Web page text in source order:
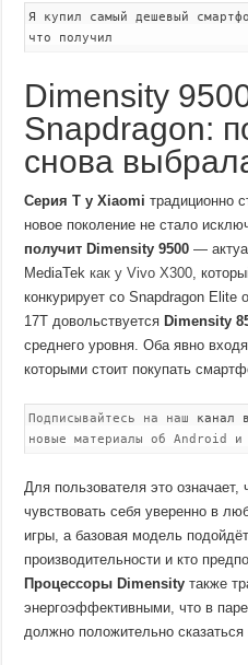
Я купил самый дешевый
что получил
Dimensity
Snapdragon:
снова
Серия T у Xiaomi традиционно
новое поколение не стало
получит Dimensity 9500 —
MediaTekкак у Vivo X300 ,
конкурирует со Snapdragon
17T довольствуетсяDimensity
среднего уровня. Оба явно
которыми стоит покупать
Подписывайтесь на наш канал
новые материалы об Android и
Для пользователя это означает,
чувствовать себя уверенно в
игры, а базовая модель
производительности и кто
Процессоры Dimensity также
энергоэффективными, что в
должно положительно сказаться